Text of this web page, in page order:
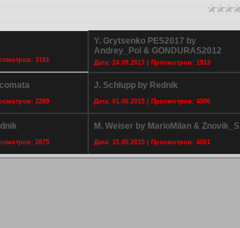
3181
Y. Grytsenko PES2017 by
Andrey_Pol & GONDURAS2012
Дата: 24.09.2017 | Просмотров: 1913
2289
J. Schlupp by Rednik
Дата: 01.06.2015 | Просмотров: 4596
2875
M. Weiser by MarioMilan & Znovik_S
Дата: 15.05.2015 | Просмотров: 4001